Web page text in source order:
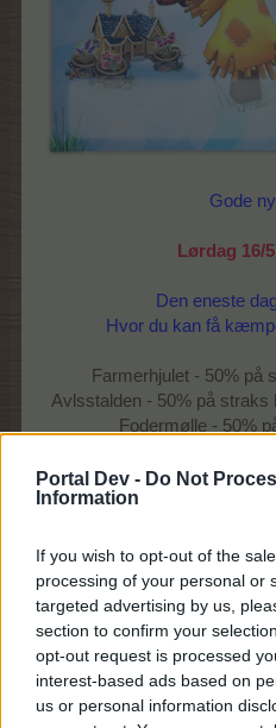
Portal Dev - Do Not
Information
If you wish to opt-out of the
processing of your personal or
targeted advertising by us,
section to confirm your
opt-out request is processed
interest-based ads based on
us or personal information
Gode
Lørdag 16/
Den eneste
Hvor du kan få
Farmerhjulet - 50% på
Avlsstalden - 50% på
Fodermølle - 50%
-Auto
18 Maj 2026